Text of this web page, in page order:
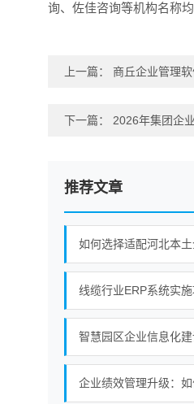
询、佐佳咨询等机构名称
上一篇： 商丘企业管理
下一篇： 2026年集团企
推荐文章
如何选择适配河北本
线缆行业ERP系统实施
智慧园区企业信息化
企业绩效管理升级：